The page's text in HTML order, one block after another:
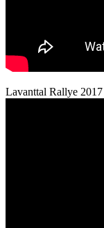
Lavanttal Rallye 2017